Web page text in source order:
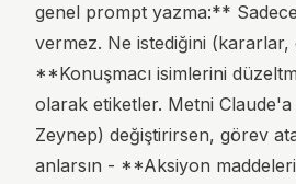
genel prompt yazma:**
vermez. Ne istediğini
**Konuşmacı isimlerini
olarak etiketler. Metni
Zeynep) değiştirirsen, görev
anlarsın - **Aksiyon